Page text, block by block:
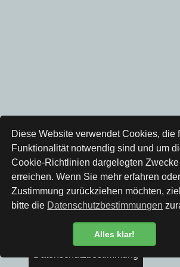
Diese Website verwendet Cookies, die
Funktionalität notwendig sind und um
Cookie-Richtlinien dargelegten Zwecke
erreichen. Wenn Sie mehr erfahren
Zustimmung zurückziehen möchten,
bitte die Datenschutzbestimmungen
Alles klar!